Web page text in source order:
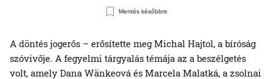
Mentés későbbre
A döntés jogerős – erősítette meg Michal Hajtol, a bíróság
szóvivője. A fegyelmi tárgyalás témája az a beszélgetés
volt, amely Dana Wänkeová és Marcela Malatká, a zsolnai